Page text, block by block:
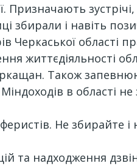
Призначають
збирали і навіть
Черкаської
життєдіяльності
Також
Міндоходів в
Не
та надходження